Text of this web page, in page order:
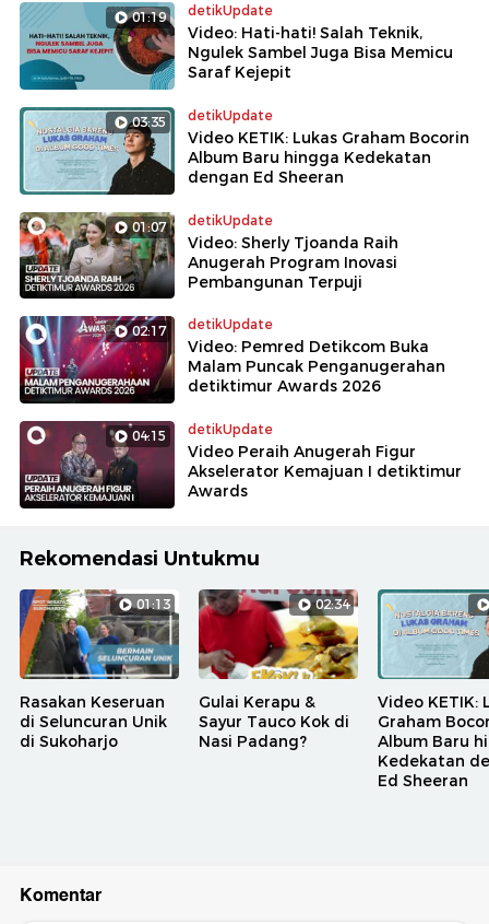
01:19 detikUpdate
Video: Hati-hati! Salah Teknik,
Ngulek Sambel Juga Bisa Memicu
Saraf Kejepit
03:35 detikUpdate
Video KETIK: Lukas Graham Bocorin
Album Baru hingga Kedekatan
dengan Ed Sheeran
01:07 detikUpdate
Video: Sherly Tjoanda Raih
Anugerah Program Inovasi
Pembangunan Terpuji
02:17 detikUpdate
Video: Pemred Detikcom Buka
Malam Puncak Penganugerahan
detiktimur Awards 2026
04:15 detikUpdate
Video Peraih Anugerah Figur
Akselerator Kemajuan I detiktimur
Awards
Rekomendasi Untukmu
01:13
Rasakan Keseruan
di Seluncuran Unik
di Sukoharjo
02:34
Gulai Kerapu &
Sayur Tauco Kok di
Nasi Padang?
Video KETIK:
Graham
Album Baru
Kedekatan
Ed Sheeran